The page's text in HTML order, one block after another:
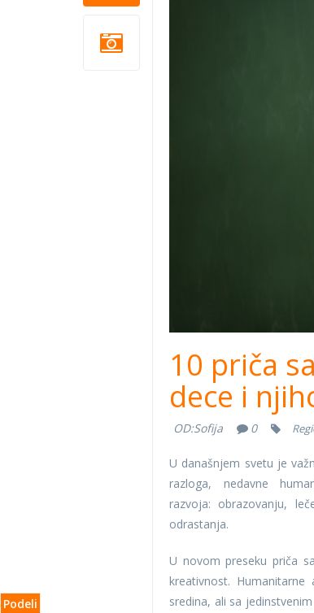
Podeli
10 priča
dece i
OD:Sofija 0
U današnjem svetu je
razloga, nedavne
razvoja: obrazovanju,
odrastanja.
U novom preseku priča
kreativnost.
sredina, ali sa